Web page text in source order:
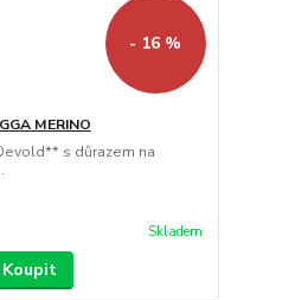
- 16 %
MERINO
s důrazem na
Skladem
Koupit